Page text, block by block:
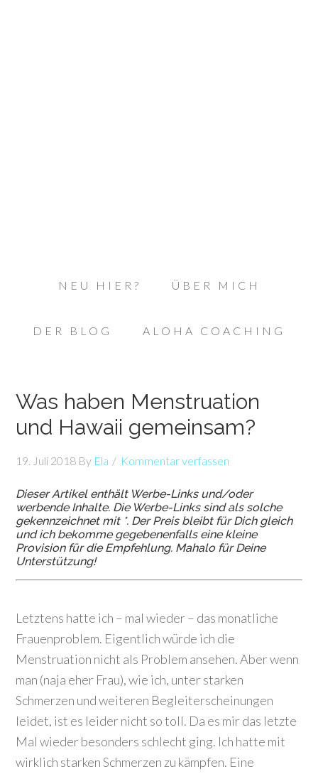
NEU HIER? ÜBER MICH
DER BLOG ALOHA COACHING
Was haben Menstruation
und Hawaii gemeinsam?
19. Juli 2018 By Ela Kommentar verfassen
Dieser Artikel enthält Werbe-Links und/oder
werbende Inhalte. Die Werbe-Links sind als solche
gekennzeichnet mit *. Der Preis bleibt für Dich gleich
und ich bekomme gegebenenfalls eine kleine
Provision für die Empfehlung. Mahalo für Deine
Unterstützung!
Letztens hatte ich – mal wieder – das monatliche
Frauenproblem. Eigentlich würde ich die
Menstruation nicht als Problem ansehen. Aber wenn
man (naja eher Frau), wie ich, unter starken
Schmerzen und weiteren Begleiterscheinungen
leidet, ist es leider nicht so toll. Da es mir das letzte
Mal wieder besonders schlecht ging. Ich hatte mit
wirklich starken Schmerzen zu kämpfen. Eine